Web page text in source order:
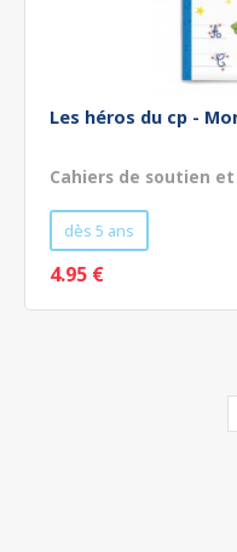
Les héros du cp -
Cahiers de soutien
dès 5 ans
4.95 €